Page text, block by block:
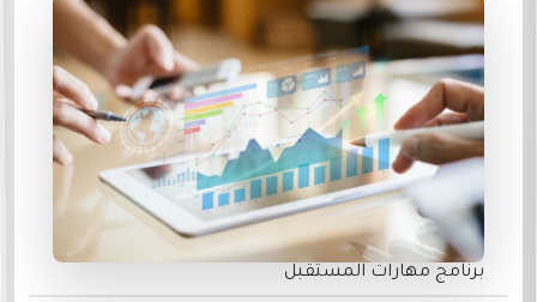
برنامج مهارات المستقبل